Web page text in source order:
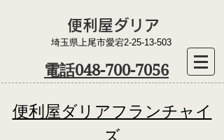
​便利屋ダリア
​埼玉県上尾市愛宕2-25-13-503
​電話048-700-7056
便利屋ダリアフランチャイ